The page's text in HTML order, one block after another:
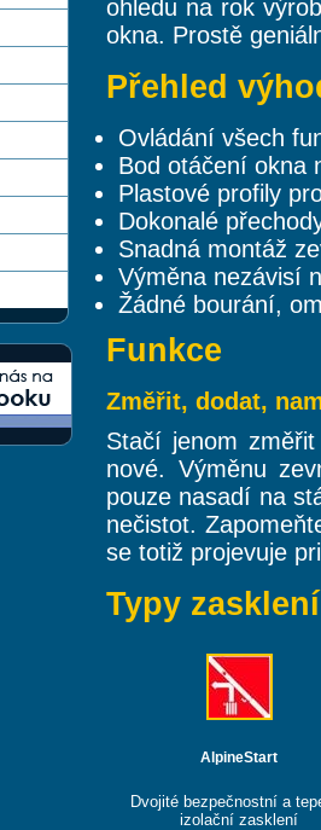
ohledu na rok
okna. Prostě
Přehled
Ovládání všech
Bod otáčení okna
Plastové profily
Dokonalé
Snadná montáž
Výměna nezávisí
Žádné bourání,
Funkce
Změřit, dodat,
Stačí jenom
nové. Výměnu
pouze nasadí na
nečistot.
se totiž projevuje
Typy zasklení
AlpineStart
Dvojité bezpečnostní a
izolační zasklení